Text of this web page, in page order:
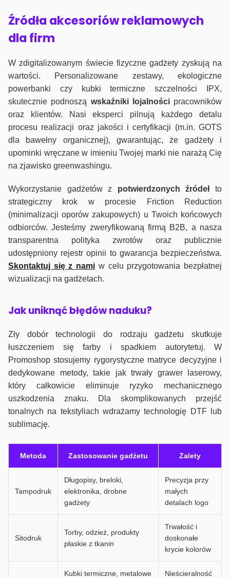
Źródła akcesoriów reklamowych
dla firm
W zdigitalizowanym świecie fizyczne gadżety zyskują na
wartości. Personalizowane zestawy, ekologiczne
powerbanki czy kubki termiczne szczelności IPX,
skutecznie podnoszą wskaźniki lojalnościpracowników
oraz klientów. Nasi eksperci pilnują każdego detalu
procesu realizacji oraz jakości i certyfikacji (m.in. GOTS
dla bawełny organicznej), gwarantując, że gadżety i
upominki wręczane w imieniu Twojej marki nie narażą Cię
na zjawisko greenwashingu.
Wykorzystanie gadżetów z potwierdzonych źródełto
strategiczny krok w procesie Friction Reduction
(minimalizacji oporów zakupowych) u Twoich końcowych
odbiorców. Jesteśmy zweryfikowaną firmą B2B, a nasza
transparentna polityka zwrotów oraz publicznie
udostępniony rejestr opinii to gwarancja bezpieczeństwa.
Skontaktuj się z nami w celu przygotowania bezpłatnej
wizualizacji na gadżetach.
Jak uniknąć błędów naduku?
Zły dobór technologii do rodzaju gadżetu skutkuje
łuszczeniem się farby i spadkiem autorytetuj. W
Promoshop stosujemy rygorystyczne matryce decyzyjne i
dedykowane metody, takie jak trwały grawer laserowy,
który całkowicie eliminuje ryzyko mechanicznego
uszkodzenia znaku. Dla skomplikowanych przejść
tonalnych na tekstyliach wdrażamy technologię DTF lub
sublimację.
Metoda Zastosowanie gadżetu Zalety
Tampodruk
Długopisy, breloki,
elektronika, drobne
gadżety
Precyzja przy
małych
detalach logo
Sitodruk
Torby, odzież, produkty
płaskie z tkanin
Trwałość i
doskonałe
krycie kolorów
Kubki termiczne, metalowe
Nieścieralność